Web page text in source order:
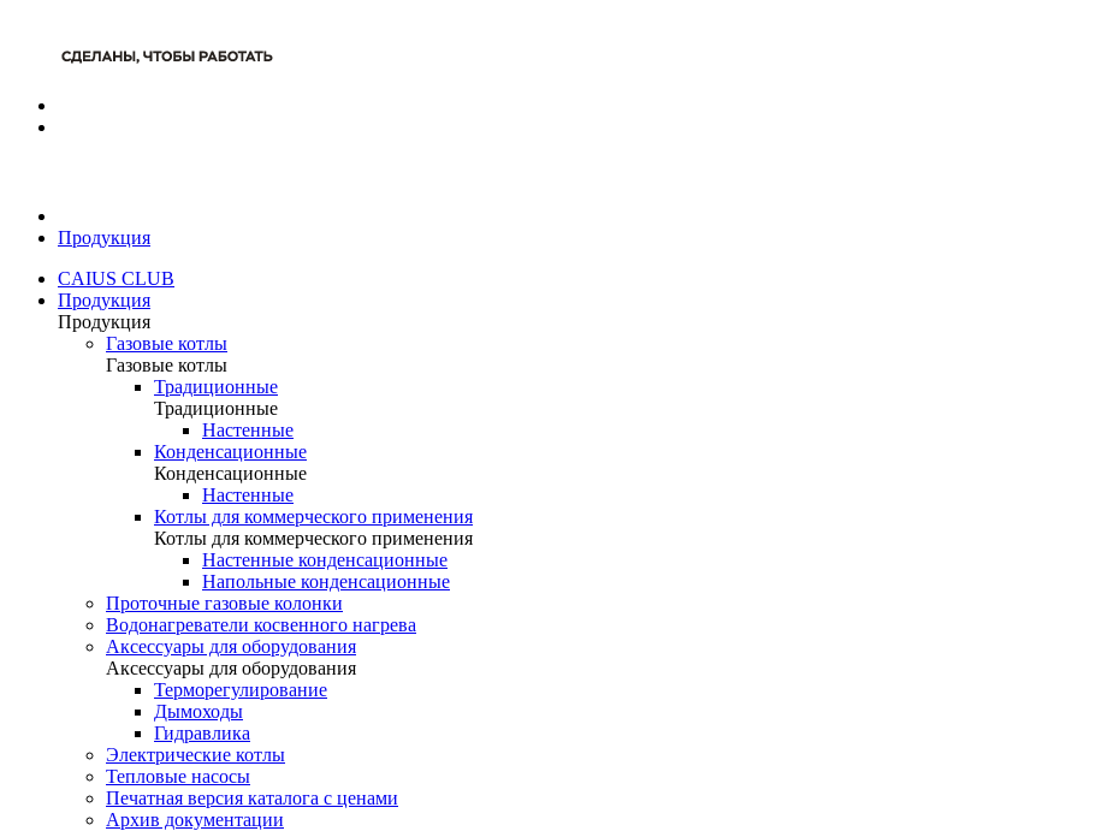
Продукция
CAIUS CLUB
Продукция
Продукция
Газовые котлы
Газовые котлы
Традиционные
Традиционные
Настенные
Конденсационные
Конденсационные
Настенные
Котлы для коммерческого применения
Котлы для коммерческого применения
Настенные конденсационные
Напольные конденсационные
Проточные газовые колонки
Водонагреватели косвенного нагрева
Аксессуары для оборудования
Аксессуары для оборудования
Терморегулирование
Дымоходы
Гидравлика
Электрические котлы
Тепловые насосы
Печатная версия каталога с ценами
Архив документации